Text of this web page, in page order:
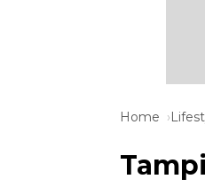
Home